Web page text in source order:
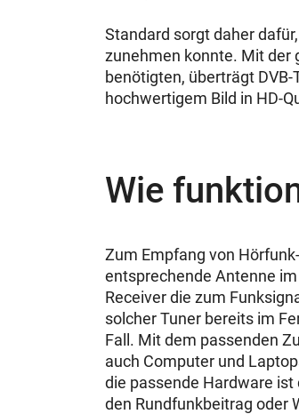
Standard sorgt daher
zunehmen konnte. Mit der
benötigten, überträgt
hochwertigem Bild in HD-
Wie
Zum Empfang von
entsprechende Antenne
Receiver die zum
solcher Tuner bereits im
Fall. Mit dem passenden
auch Computer und
die passende Hardware
den Rundfunkbeitrag oder